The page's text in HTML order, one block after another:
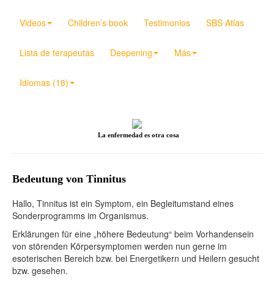
Videos Children’s book Testimonios SBS Atlas
Lista de terapeutas Deepening Más
Idiomas (18)
La enfermedad es otra cosa
Bedeutung von Tinnitus
Hallo, Tinnitus ist ein Symptom, ein Begleitumstand eines
Sonderprogramms im Organismus.
Erklärungen für eine „höhere Bedeutung“ beim Vorhandensein
von störenden Körpersymptomen werden nun gerne im
esoterischen Bereich bzw. bei Energetikern und Heilern gesucht
bzw. gesehen.